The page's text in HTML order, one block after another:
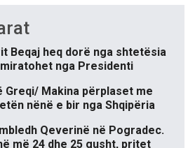
Beqaj heq dorë nga shtetësia
nga Presidenti
Makina përplaset me
nënë e bir nga Shqipëria
Qeverinë në Pogradec.
më 24 dhe 25 gusht, pritet